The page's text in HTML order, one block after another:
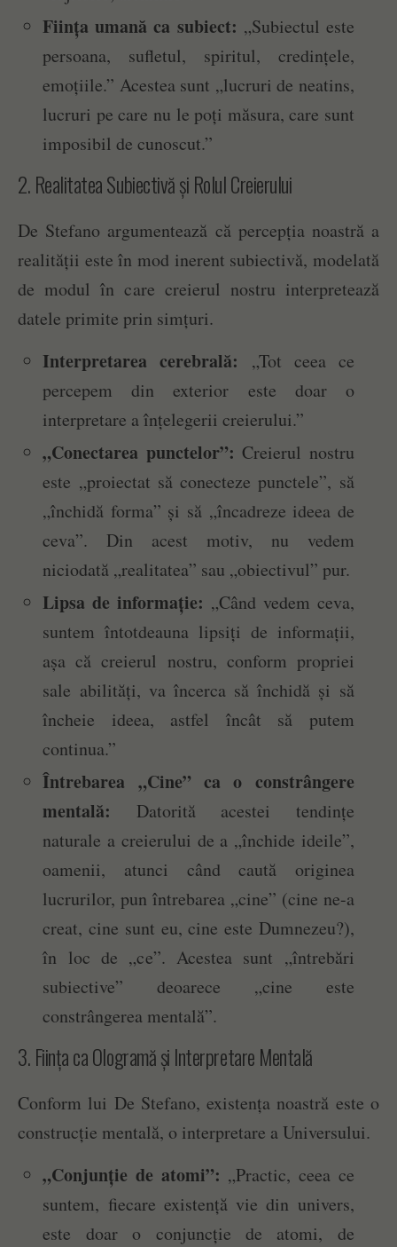
Ființa umană ca subiect: „Subiectul este
persoana, sufletul, spiritul, credințele,
emoțiile.” Acestea sunt „lucruri de neatins,
lucruri pe care nu le poți măsura, care sunt
imposibil de cunoscut.”
2. Realitatea Subiectivă și Rolul Creierului
De Stefano argumentează că percepția noastră a
realității este în mod inerent subiectivă, modelată
de modul în care creierul nostru interpretează
datele primite prin simțuri.
Interpretarea cerebrală: „Tot ceea ce
percepem din exterior este doar o
interpretare a înțelegerii creierului.”
„Conectarea punctelor”: Creierul nostru
este „proiectat să conecteze punctele”, să
„închidă forma” și să „încadreze ideea de
ceva”. Din acest motiv, nu vedem
niciodată „realitatea” sau „obiectivul” pur.
Lipsa de informație: „Când vedem ceva,
suntem întotdeauna lipsiți de informații,
așa că creierul nostru, conform propriei
sale abilități, va încerca să închidă și să
încheie ideea, astfel încât să putem
continua.”
Întrebarea „Cine” ca o constrângere
mentală: Datorită acestei tendințe
naturale a creierului de a „închide ideile”,
oamenii, atunci când caută originea
lucrurilor, pun întrebarea „cine” (cine ne-a
creat, cine sunt eu, cine este Dumnezeu?),
în loc de „ce”. Acestea sunt „întrebări
subiective” deoarece „cine este
constrângerea mentală”.
3. Ființa ca Ologramă și Interpretare Mentală
Conform lui De Stefano, existența noastră este o
construcție mentală, o interpretare a Universului.
„Conjunție de atomi”: „Practic, ceea ce
suntem, fiecare existență vie din univers,
este doar o conjuncție de atomi, de